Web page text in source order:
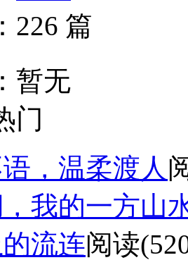
226 篇
暂无
门
，温柔渡人
我的一方山
流连阅读